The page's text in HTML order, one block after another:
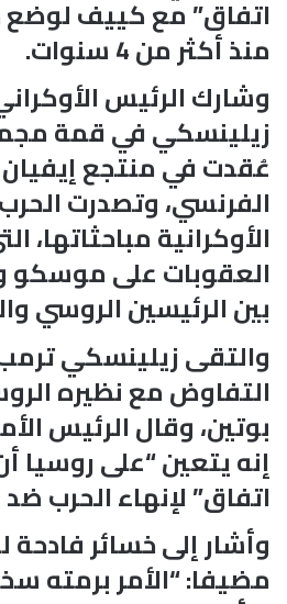
اتفاق” مع كييف لوضع
منذ أكثر من 4 سنوات.
وشارك الرئيس
زيلينسكي في قمة
عُقدت في منتجع إيفيان
الفرنسي، وتصدرت
الأوكرانية
العقوبات على موسكو
بين الرئيسين الروسي
والتقى زيلينسكي
التفاوض مع نظيره
بوتين، وقال الرئيس
إنه يتعين “على روسيا
اتفاق” لإنهاء الحرب ضد
وأشار إلى خسائر فادحة
مضيفا: “الأمر برمته